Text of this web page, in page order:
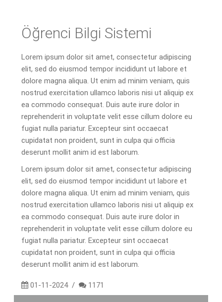
Öğrenci Bilgi Sistemi
Lorem ipsum dolor sit amet, consectetur adipiscing
elit, sed do eiusmod tempor incididunt ut labore et
dolore magna aliqua. Ut enim ad minim veniam, quis
nostrud exercitation ullamco laboris nisi ut aliquip ex
ea commodo consequat. Duis aute irure dolor in
reprehenderit in voluptate velit esse cillum dolore eu
fugiat nulla pariatur. Excepteur sint occaecat
cupidatat non proident, sunt in culpa qui officia
deserunt mollit anim id est laborum.
Lorem ipsum dolor sit amet, consectetur adipiscing
elit, sed do eiusmod tempor incididunt ut labore et
dolore magna aliqua. Ut enim ad minim veniam, quis
nostrud exercitation ullamco laboris nisi ut aliquip ex
ea commodo consequat. Duis aute irure dolor in
reprehenderit in voluptate velit esse cillum dolore eu
fugiat nulla pariatur. Excepteur sint occaecat
cupidatat non proident, sunt in culpa qui officia
deserunt mollit anim id est laborum.
01-11-2024/ 1171